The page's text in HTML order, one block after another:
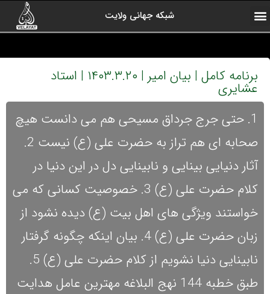
شبکه جهانی ولایت
برنامه کامل | بیان امیر | ۱۴۰۳.۳.۲۰ | استاد
عشایری
1. حتی جرج جرداق مسیحی هم می دانست هیچ
صحابه ای هم تراز به حضرت علی (ع) نیست 2.
آثار دنیایی بینایی و نابینایی دل در این دنیا در
کلام حضرت علی (ع) 3. خصوصیت کسانی که می
خواستند ویژگی های اهل بیت (ع) دیده نشود از
زبان حضرت علی (ع) 4. بیان اینکه چگونه گرفتار
نابینایی دنیا نشویم از کلام حضرت علی (ع) 5.
طبق خطبه 144 نهج البلاغه مهترین عامل هدایت